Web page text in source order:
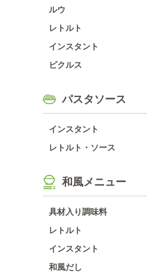
ルウ
レトルト
インスタント
ピクルス
パスタソース
インスタント
レトルト・ソース
和風メニュー
具材入り調味料
レトルト
インスタント
和風だし